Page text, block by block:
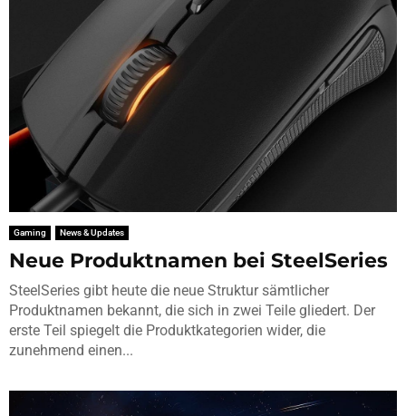
Gaming News & Updates
Neue Produktnamen bei SteelSeries
SteelSeries gibt heute die neue Struktur sämtlicher
Produktnamen bekannt, die sich in zwei Teile gliedert. Der
erste Teil spiegelt die Produktkategorien wider, die
zunehmend einen...